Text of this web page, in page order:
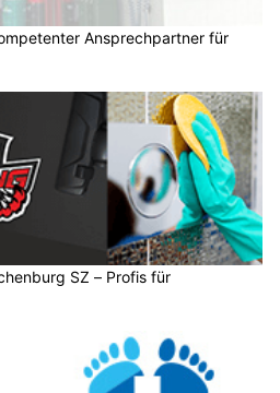
Ansprechpartner für
SZ – Profis für